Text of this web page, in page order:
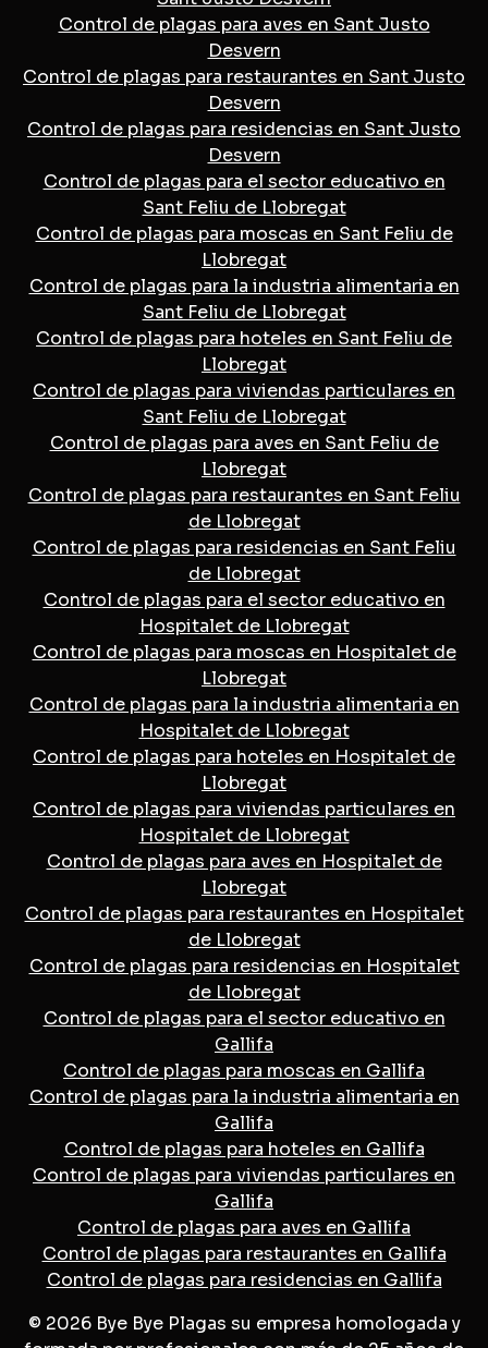
Control de plagas para aves en Sant Justo
Desvern
Control de plagas para restaurantes en Sant Justo
Desvern
Control de plagas para residencias en Sant Justo
Desvern
Control de plagas para el sector educativo en
Sant Feliu de Llobregat
Control de plagas para moscas en Sant Feliu de
Llobregat
Control de plagas para la industria alimentaria en
Sant Feliu de Llobregat
Control de plagas para hoteles en Sant Feliu de
Llobregat
Control de plagas para viviendas particulares en
Sant Feliu de Llobregat
Control de plagas para aves en Sant Feliu de
Llobregat
Control de plagas para restaurantes en Sant Feliu
de Llobregat
Control de plagas para residencias en Sant Feliu
de Llobregat
Control de plagas para el sector educativo en
Hospitalet de Llobregat
Control de plagas para moscas en Hospitalet de
Llobregat
Control de plagas para la industria alimentaria en
Hospitalet de Llobregat
Control de plagas para hoteles en Hospitalet de
Llobregat
Control de plagas para viviendas particulares en
Hospitalet de Llobregat
Control de plagas para aves en Hospitalet de
Llobregat
Control de plagas para restaurantes en Hospitalet
de Llobregat
Control de plagas para residencias en Hospitalet
de Llobregat
Control de plagas para el sector educativo en
Gallifa
Control de plagas para moscas en Gallifa
Control de plagas para la industria alimentaria en
Gallifa
Control de plagas para hoteles en Gallifa
Control de plagas para viviendas particulares en
Gallifa
Control de plagas para aves en Gallifa
Control de plagas para restaurantes en Gallifa
Control de plagas para residencias en Gallifa
© 2026 Bye Bye Plagas su empresa homologada y